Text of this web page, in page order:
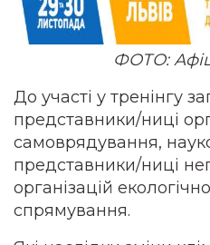
ФОТО:
До участі у тренінгу
представники/ниці
самоврядування,
представники/ниці
організацій
спрямування.